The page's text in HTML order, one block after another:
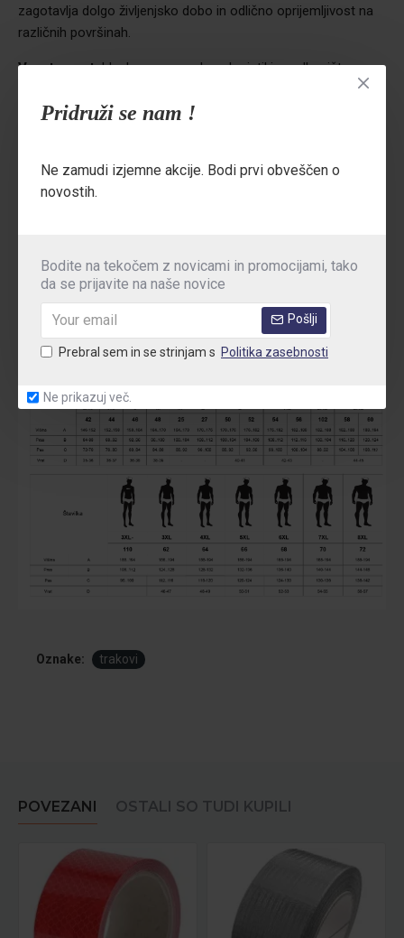
Pridruži se nam !
Ne zamudi izjemne akcije. Bodi prvi obveščen o
novostih.
Bodite na tekočem z novicami in promocijami, tako
da se prijavite na naše novice
Pošlji
Prebral sem in se strinjam s Politika zasebnosti
Ne prikazuj več.
zagotavlja dolgo življenjsko dobo in odlično oprijemljivost na
različnih površinah.
Vsestranost: Idealno za uporabo v logistiki, gradbeništvu,
montažnih delih in označevanje smeri prometa na različnih
območjih.
TEHNIČNE PODROBNOSTI
TABELA VELIKOSTI
Oznake: trakovi
POVEZANI OSTALI SO TUDI KUPILI